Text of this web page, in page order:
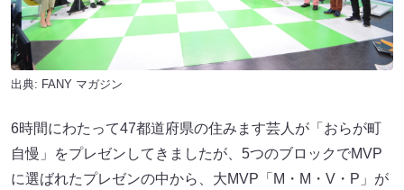
出典: FANY マガジン
6時間にわたって47都道府県の住みます芸人が「おらが町
自慢」をプレゼンしてきましたが、5つのブロックでMVP
に選ばれたプレゼンの中から、大MVP「M・M・V・P」が